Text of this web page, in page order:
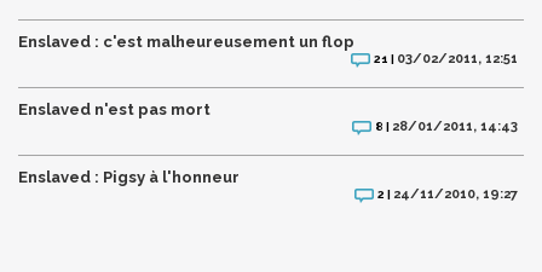
Enslaved : c'est malheureusement un flop
21 | 03/02/2011, 12:51
Enslaved n'est pas mort
8 | 28/01/2011, 14:43
Enslaved : Pigsy à l'honneur
2 | 24/11/2010, 19:27